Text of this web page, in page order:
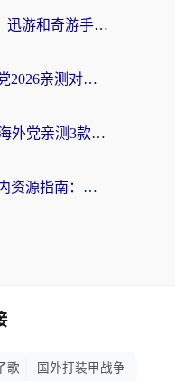
海外玩国内手游卡成PPT？迅游和奇游手游哪个好？附真实VPN评测及番茄加速器体验
迅游和穿梭哪个好？海外党2026亲测对比+免费vs付费选择指南，附番茄加速器实测体验
穿梭和腾讯VPN哪个好？海外党亲测3款热门回国加速器，附避坑指南
海外党必看！无缝访问国内资源指南：从vpn官网下载到加速器选择（附番茄实测）
歌
国外打装甲战争